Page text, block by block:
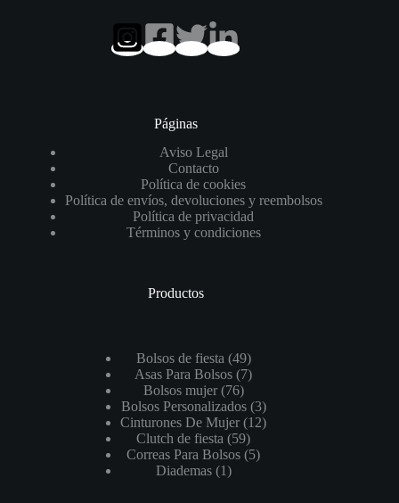
Páginas
Aviso Legal
Contacto
Política de cookies
Política de envíos, devoluciones y reembolsos
Política de privacidad
Términos y condiciones
Productos
Bolsos de fiesta 4949
productos
Asas Para Bolsos 77
Bolsos mujer 7676
productos
Bolsos Personalizados 33
productos
Cinturones De Mujer 1212
Clutch de fiesta 5959
productos
Correas Para Bolsos 55
Diademas 11